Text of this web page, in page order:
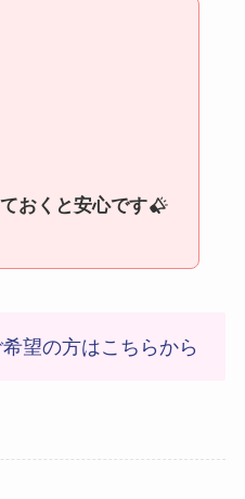
おくと安心です
望の方はこちらから